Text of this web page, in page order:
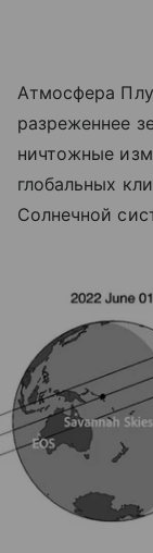
Атмосфера
разреженнее
ничтожные
глобальных
Солнечной